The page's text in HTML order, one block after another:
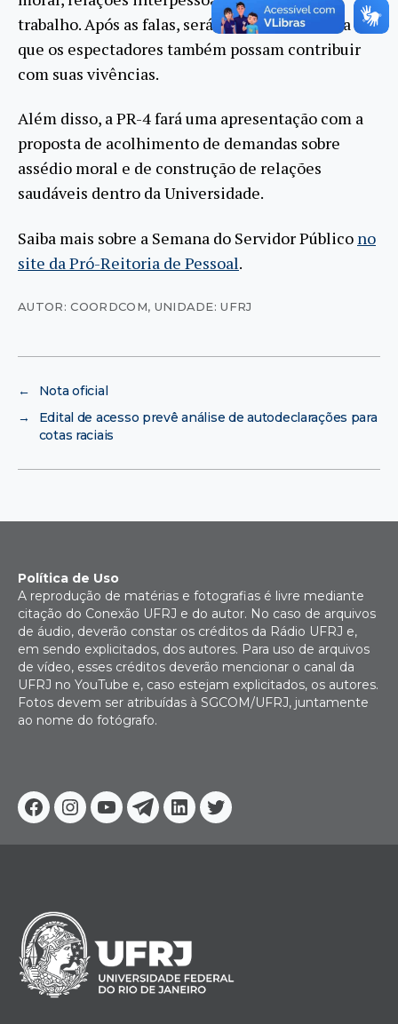
trabalho. Após as falas, será aberto espaço para
que os espectadores também possam contribuir
com suas vivências.
Além disso, a PR-4 fará uma apresentação com a
proposta de acolhimento de demandas sobre
assédio moral e de construção de relações
saudáveis dentro da Universidade.
Saiba mais sobre a Semana do Servidor Público no
site da Pró-Reitoria de Pessoal.
AUTOR: COORDCOM, UNIDADE: UFRJ
←
Nota oficial
→
Edital de acesso prevê análise de autodeclarações para
cotas raciais
Facebook
Instagram
YoutubeTelegram
Linkedin
Twitter
Política de Uso
A reprodução de matérias e fotografias é livre mediante
citação do Conexão UFRJ e do autor. No caso de arquivos
de áudio, deverão constar os créditos da Rádio UFRJ e,
em sendo explicitados, dos autores. Para uso de arquivos
de vídeo, esses créditos deverão mencionar o canal da
UFRJ no YouTube e, caso estejam explicitados, os autores.
Fotos devem ser atribuídas à SGCOM/UFRJ, juntamente
ao nome do fotógrafo.